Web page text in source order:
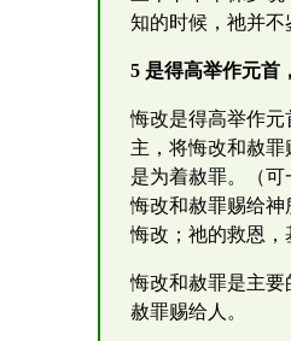
知的时候，祂并
5 是得高举作元首
悔改是得高举作元
主，将悔改和赦
是为着赦罪。（
悔改和赦罪赐给
悔改；祂的救恩
悔改和赦罪是主
赦罪赐给人。